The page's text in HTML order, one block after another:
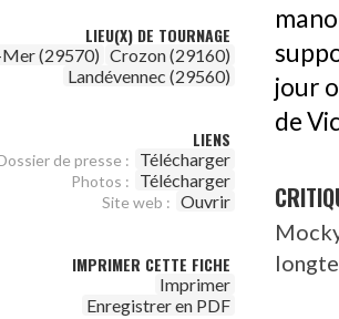
LIEU(X) DE TOURNAGE
(29570) Crozon (29160)
Landévennec (29560)
LIENS
de presse : Télécharger
Photos : Télécharger
Site web : Ouvrir
IMPRIMER CETTE FICHE
Imprimer
Enregistrer en PDF
jour
de